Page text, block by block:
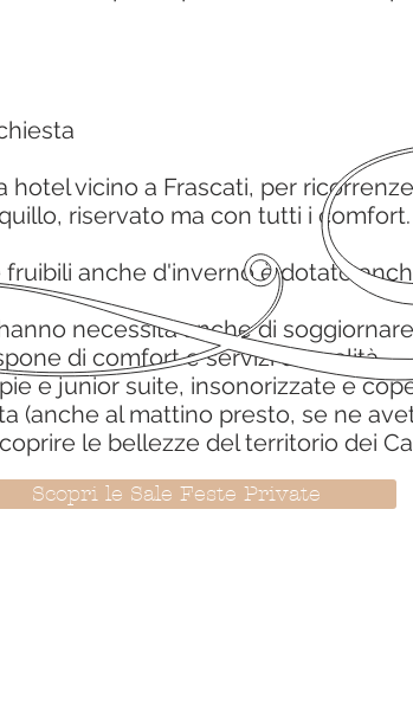
hotel vicino a Frascati, per
riservato ma con tutti i comfort.
anche d'inverno è dotato
necessità anche di
di comfort e servizi di qualità.
e junior suite, insonorizzate e
(anche al mattino presto, se ne
le bellezze del territorio dei
Scopri le Sale Feste Private